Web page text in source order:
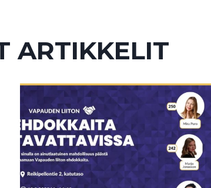
ARTIKKELIT